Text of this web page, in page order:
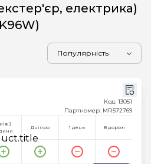
електрика)
Код: 13051
Партномер: MR572769
3
Дніпро 1 день В дорозі